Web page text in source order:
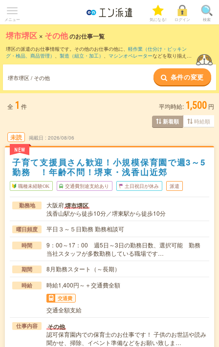
メニュー 気になる! ログイン 検索
堺市堺区 × その他のお仕事一覧
堺区の派遣のお仕事情報です。その他のお仕事の他に、 軽作業（仕分け・ピッキン
グ・検品、商品管理） 、 製造（組立・加工） 、 マシンオペレーターなどを取り揃えて
堺市堺区 / その他 条件の変更
全 1 件 平均時給: 1,500 円
新着順 時給順
未読
NEW
掲載日 2026/08/06
子育て支援員さん歓迎！小規模保育園で週3～5
勤務 ！年齢不問！堺東・浅香山近郊
職種未経験OK 交通費別途支給あり 土日祝日が休み 派遣
勤務地 大阪府堺市堺区
浅香山駅から徒歩10分／堺東駅から徒歩10分
曜日頻度 平日３～５日勤務 勤務相談可
時間
9：00～17：00 週5日～3日の勤務日数、選択可能 勤務
当社スタッフが多数勤務している職場です…
期間 8月勤務スタート（～長期）
時給 時給1,400円～＋交通費全額
交通費
交通全額支給
仕事内容 その他
認可保育園内での保育士のお仕事です！ 子供のお世話や読み
聞かせ、掃除、イベント準備などをお願い致しま…